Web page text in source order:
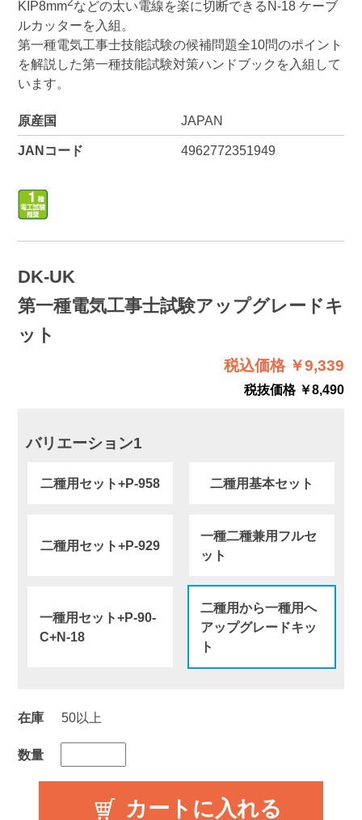
KIP8mm などの太い電線を楽に切断できるN-18 ケーブ
ルカッターを入組。
第一種電気工事士技能試験の候補問題全10問のポイント
を解説した第一種技能試験対策ハンドブックを入組して
います。
原産国 JAPAN
JANコード 4962772351949
DK-UK
第一種電気工事士試験アップグレードキ
ット
税込価格 ￥9,339
税抜価格 ￥8,490
バリエーション1
二種用セット+P-958 二種用基本セット
二種用セット+P-929
一種二種兼用フルセ
ット
一種用セット+P-90-
C+N-18
二種用から一種用へ
アップグレードキッ
ト
在庫 50以上
数量